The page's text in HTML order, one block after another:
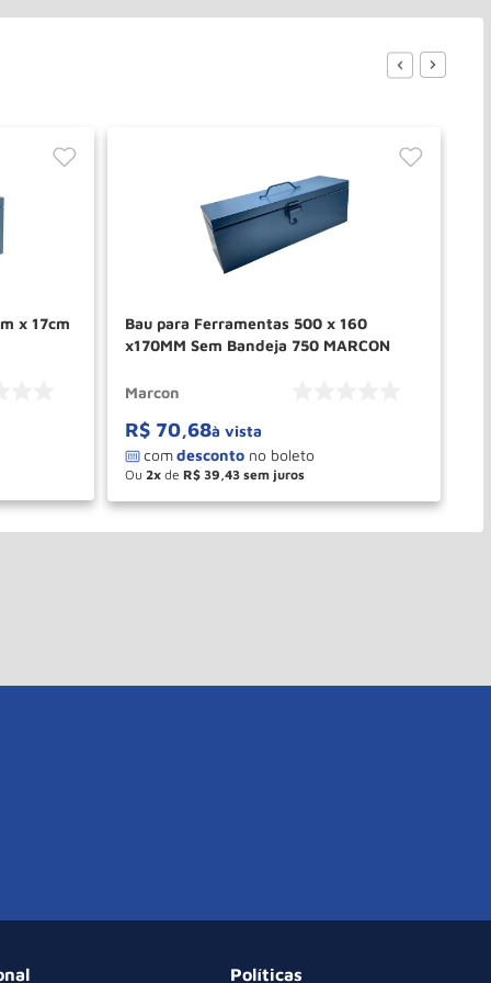
x 17cm
Bau para Ferramentas 500 x 160
x170MM Sem Bandeja 750 MARCON
Marcon
R$ 70,68à vista
Ou 2 de R$ 39,43
＋
－ COMPRAR
Políticas